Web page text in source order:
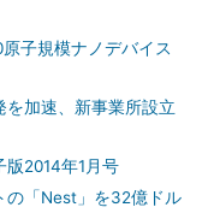
子規模ナノデバイス
加速、新事業所設立
2014年1月号
の「Nest」を32億ドル